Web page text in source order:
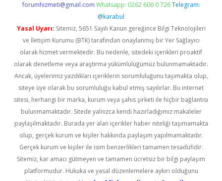
forumhizmeti@gmail.com Whatsapp: 0262 606 0 726 Telegram:
@karabul
Yasal Uyarı: Sitemiz, 5651 Sayılı Kanun gereğince Bilgi Teknolojileri
ve İletişim Kurumu (BTK) tarafından onaylanmış bir Yer Sağlayıcı
olarak hizmet vermektedir. Bu nedenle, sitedeki içerikleri proaktif
olarak denetleme veya araştırma yükümlülüğümüz bulunmamaktadır.
Ancak, üyelerimiz yazdıkları içeriklerin sorumluluğunu taşımakta olup,
siteye üye olarak bu sorumluluğu kabul etmiş sayılırlar. Bu internet
sitesi, herhangi bir marka, kurum veya şahıs şirketi ile hiçbir bağlantısı
bulunmamaktadır. Sitede yalnızca kendi hazırladığımız makaleler
paylaşılmaktadır. Burada yer alan içerikler haber niteliği taşımamakta
olup, gerçek kurum ve kişiler hakkında paylaşım yapılmamaktadır.
Gerçek kurum ve kişiler ile isim benzerlikleri tamamen tesadüfidir.
Sitemiz, kar amacı gütmeyen ve tamamen ücretsiz bir bilgi paylaşım
platformudur. Hukuka ve yasal düzenlemelere aykırı olduğunu